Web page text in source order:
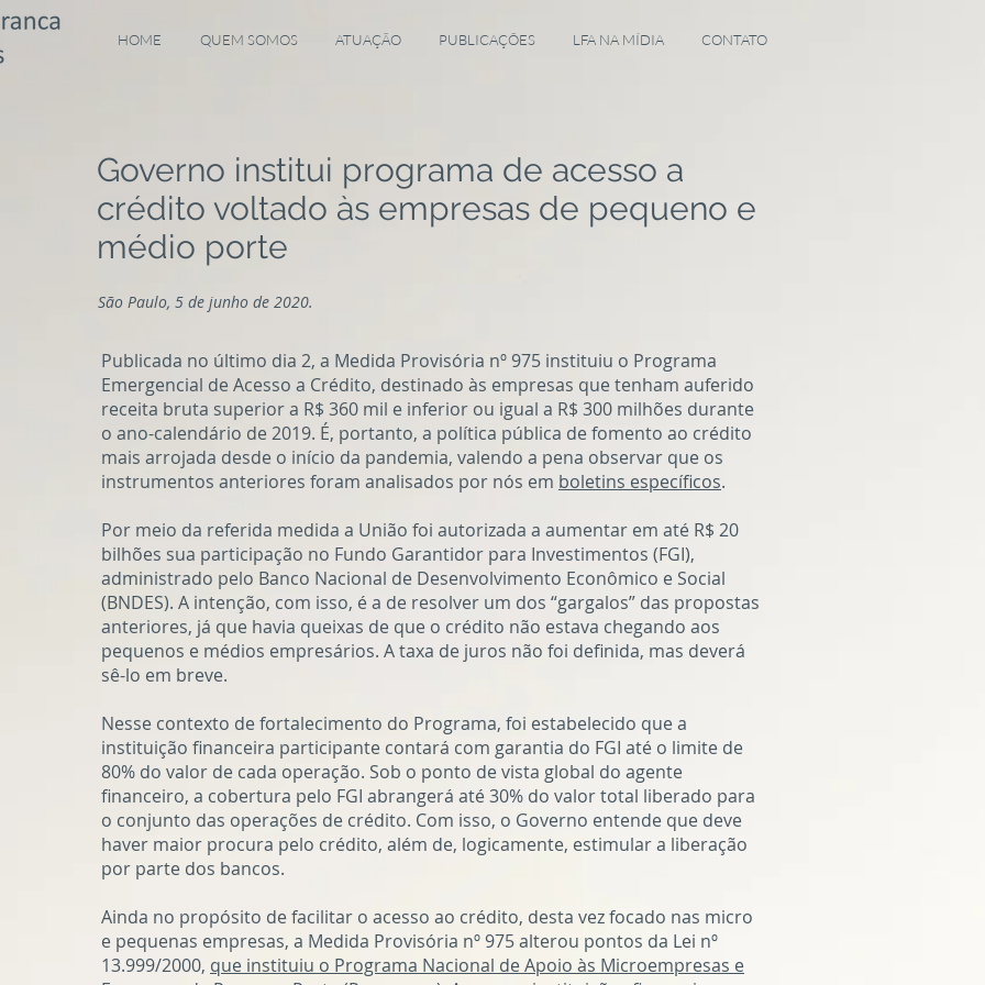
HOME QUEM SOMOS ATUAÇÃO PUBLICAÇÕES LFA NA MÍDIA CONTATO
Governo institui programa de acesso a
crédito voltado às empresas de pequeno e
médio porte
São Paulo, 5 de junho de 2020.
Publicada no último dia 2, a Medida Provisória nº 975 instituiu o Programa
Emergencial de Acesso a Crédito, destinado às empresas que tenham auferido
receita bruta superior a R$ 360 mil e inferior ou igual a R$ 300 milhões durante
o ano-calendário de 2019. É, portanto, a política pública de fomento ao crédito
mais arrojada desde o início da pandemia, valendo a pena observar que os
instrumentos anteriores foram analisados por nós em boletins específicos.
Por meio da referida medida a União foi autorizada a aumentar em até R$ 20
bilhões sua participação no Fundo Garantidor para Investimentos (FGI),
administrado pelo Banco Nacional de Desenvolvimento Econômico e Social
(BNDES). A intenção, com isso, é a de resolver um dos “gargalos” das propostas
anteriores, já que havia queixas de que o crédito não estava chegando aos
pequenos e médios empresários. A taxa de juros não foi definida, mas deverá
sê-lo em breve.
Nesse contexto de fortalecimento do Programa, foi estabelecido que a
instituição financeira participante contará com garantia do FGI até o limite de
80% do valor de cada operação. Sob o ponto de vista global do agente
financeiro, a cobertura pelo FGI abrangerá até 30% do valor total liberado para
o conjunto das operações de crédito. Com isso, o Governo entende que deve
haver maior procura pelo crédito, além de, logicamente, estimular a liberação
por parte dos bancos.
Ainda no propósito de facilitar o acesso ao crédito, desta vez focado nas micro
e pequenas empresas, a Medida Provisória nº 975 alterou pontos da Lei nº
13.999/2000, que instituiu o Programa Nacional de Apoio às Microempresas e